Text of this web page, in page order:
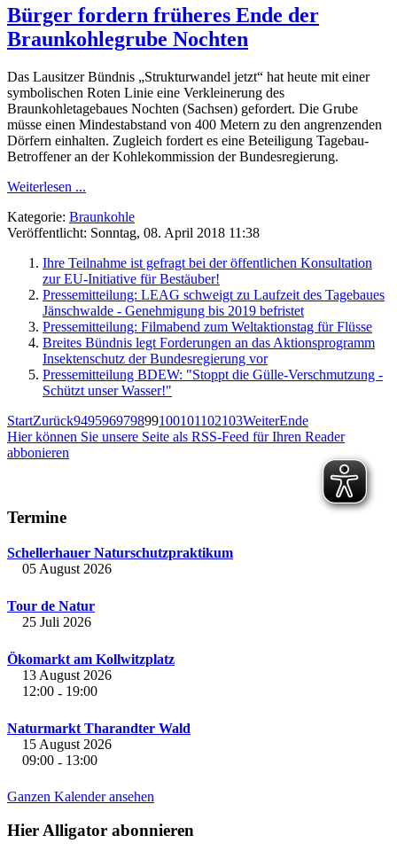
Bürger fordern früheres Ende der
Braunkohlegrube Nochten
Das Lausitzer Bündnis „Strukturwandel jetzt“ hat heute mit einer
symbolischen Roten Linie eine Verkleinerung des
Braunkohletagebaues Nochten (Sachsen) gefordert. Die Grube
müsse einen Mindestabstand von 400 Metern zu den angrenzenden
Dörfern einhalten. Zugleich fordert es eine Beteiligung Tagebau-
Betroffener an der Kohlekommission der Bundesregierung.
Weiterlesen ...
Kategorie: Braunkohle
Veröffentlicht: Sonntag, 08. April 2018 11:38
Ihre Teilnahme ist gefragt bei der öffentlichen Konsultation
zur EU-Initiative für Bestäuber!
Pressemitteilung: LEAG schweigt zu Laufzeit des Tagebaues
Jänschwalde - Genehmigung bis 2019 befristet
Pressemitteilung: Filmabend zum Weltaktionstag für Flüsse
Breites Bündnis legt Forderungen an das Aktionsprogramm
Insektenschutz der Bundesregierung vor
Pressemitteilung BDEW: "Stoppt die Gülle-Verschmutzung -
Schützt unser Wasser!"
StartZurück949596979899100101102103WeiterEnde
Hier können Sie unsere Seite als RSS-Feed für Ihren Reader
abbonieren
Termine
Schellerhauer Naturschutzpraktikum
05 August 2026
Tour de Natur
25 Juli 2026
Ökomarkt am Kollwitzplatz
13 August 2026
12:00 - 19:00
Naturmarkt Tharandter Wald
15 August 2026
09:00 - 13:00
Ganzen Kalender ansehen
Hier Alligator abonnieren